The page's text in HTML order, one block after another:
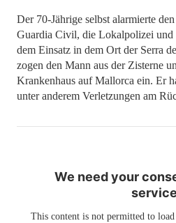
Der 70-Jährige selbst alarmierte
Guardia Civil, die Lokalpolizei und
dem Einsatz in dem Ort der Serra
zogen den Mann aus der Zisterne
Krankenhaus auf Mallorca ein. Er
unter anderem Verletzungen am
We need your
This content is not permitted to